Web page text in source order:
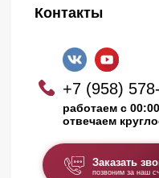
Контакты
+7 (958)
работаем с
отвечаем
Заказать
позвоним за наш